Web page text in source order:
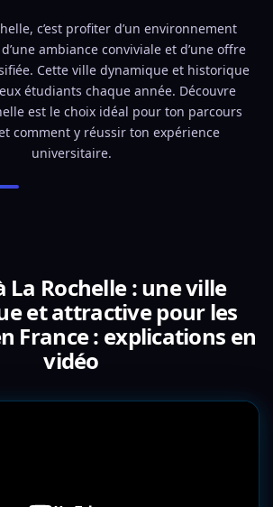
c’est profiter d’un environnement
ambiance conviviale et d’une offre
Cette ville dynamique et historique
étudiants chaque année. Découvre
est le choix idéal pour ton parcours
comment y réussir ton expérience
universitaire.
La Rochelle : une ville
et attractive pour les
France : explications en
vidéo